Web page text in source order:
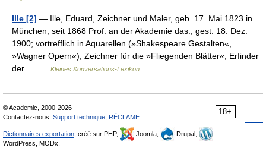
Ille [2] — Ille, Eduard, Zeichner und Maler, geb. 17. Mai 1823 in
München, seit 1868 Prof. an der Akademie das., gest. 18. Dez.
1900; vortrefflich in Aquarellen (»Shakespeare Gestalten«,
»Wagner Opern«), Zeichner für die »Fliegenden Blätter«; Erfinder
der… …
Kleines Konversations-Lexikon
18+
© Academic, 2000-2026
Contactez-nous: Support technique RÉCLAME
Dictionnaires exportation , créé sur PHP, Joomla,
Drupal,
WordPress, MODx.